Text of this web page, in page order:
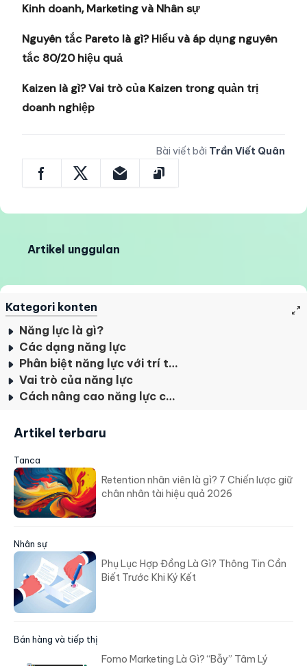
Kinh doanh, Marketing và Nhân sự
Nguyên tắc Pareto là gì? Hiểu và áp dụng nguyên
tắc 80/20 hiệu quả
Kaizen là gì? Vai trò của Kaizen trong quản trị
doanh nghiệp
Bài viết bởi Trần Viết Quân
Artikel unggulan
Kategori konten
Năng lực là gì?
Các dạng năng lực
Phân biệt năng lực với trí thức, kỹ năng, kỹ xảo
Vai trò của năng lực
Cách nâng cao năng lực cho bản thân
Artikel terbaru
Tanca
Retention nhân viên là gì? 7 Chiến lược giữ
chân nhân tài hiệu quả 2026
Nhân sự
Phụ Lục Hợp Đồng Là Gì? Thông Tin Cần
Biết Trước Khi Ký Kết
Bán hàng và tiếp thị
Fomo Marketing Là Gì? “Bẫy” Tâm Lý